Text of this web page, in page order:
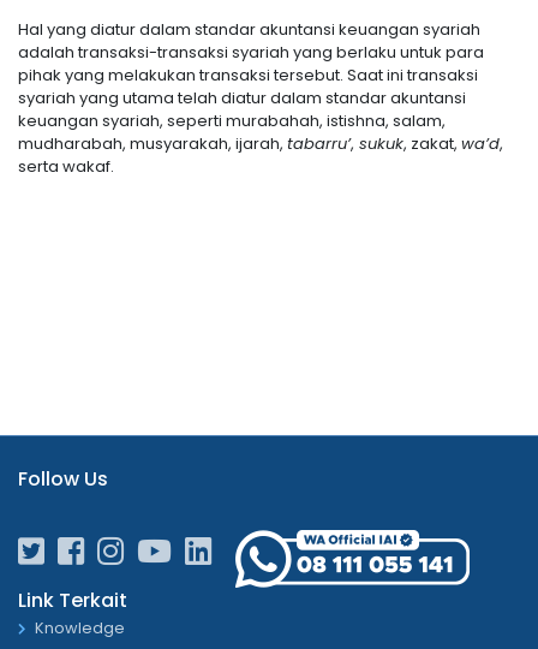
Hal yang diatur dalam standar akuntansi keuangan syariah
adalah transaksi-transaksi syariah yang berlaku untuk para
pihak yang melakukan transaksi tersebut. Saat ini transaksi
syariah yang utama telah diatur dalam standar akuntansi
keuangan syariah, seperti murabahah, istishna, salam,
mudharabah, musyarakah, ijarah, tabarru’, sukuk, zakat, wa’d,
serta wakaf.
Follow Us
Link Terkait
Knowledge